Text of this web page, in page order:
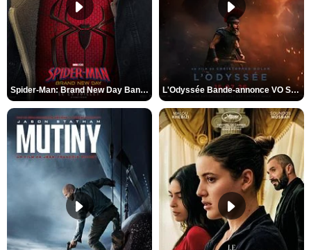
Spider-Man: Brand New Day Bande-annonce VO STFR L'Odyssée Bande-annonce VO STFR